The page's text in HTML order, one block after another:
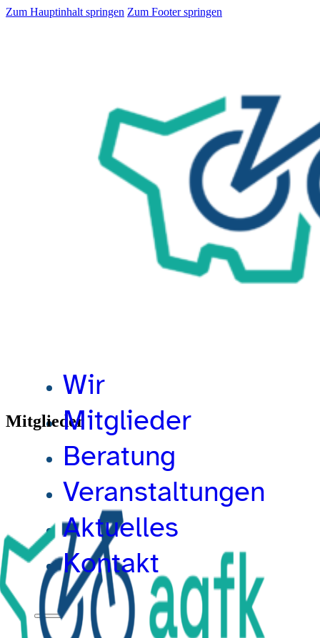
Zum Hauptinhalt springen Zum Footer springen
Wir
Mitglieder
Beratung
Veranstaltungen
Aktuelles
Kontakt
Mitglieder